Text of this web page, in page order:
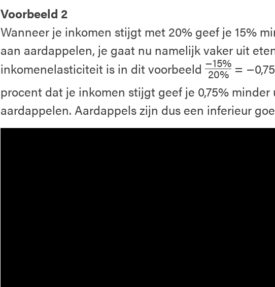
Voorbeeld 2
Wanneer je inkomen stijgt met 20% geef je 15%
aan aardappelen, je gaat nu namelijk vaker uit
inkomenelasticiteit is in dit voorbeeld −15%
20% =
procent dat je inkomen stijgt geef je 0,75% minder
aardappelen. Aardappels zijn dus een inferieur